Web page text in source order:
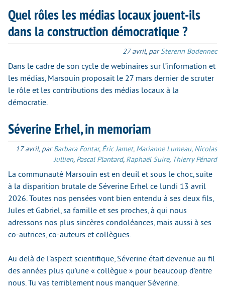
Quel rôles les médias locaux jouent-ils
dans la construction démocratique ?
27 avril, parSterenn Bodennec
Dans le cadre de son cycle de webinaires sur l’information et
les médias, Marsouin proposait le 27 mars dernier de scruter
le rôle et les contributions des médias locaux à la
démocratie.
Séverine Erhel, in memoriam
17 avril, parBarbara Fontar, Éric Jamet, Marianne Lumeau, Nicolas
Jullien, Pascal Plantard, Raphaël Suire, Thierry Pénard
La communauté Marsouin est en deuil et sous le choc, suite
à la disparition brutale de Séverine Erhel ce lundi 13 avril
2026. Toutes nos pensées vont bien entendu à ses deux fils,
Jules et Gabriel, sa famille et ses proches, à qui nous
adressons nos plus sincères condoléances, mais aussi à ses
co-autrices, co-auteurs et collègues.
Au delà de l’aspect scientifique, Séverine était devenue au fil
des années plus qu’une « collègue » pour beaucoup d’entre
nous. Tu vas terriblement nous manquer Séverine.